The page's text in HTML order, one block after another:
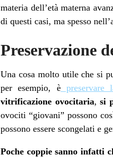
materia dell’età materna
di questi casi, ma spesso
Preservazione
Una cosa molto utile che si
per esempio, èpreservare
vitrificazione ovocitaria, si
ovociti “giovani” possono
possono essere scongelati e
Poche coppie sanno infatti